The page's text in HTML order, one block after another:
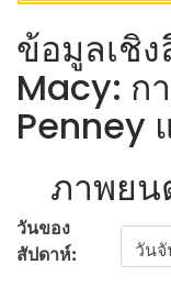
ข้อมูลเชิ
Macy: ก
Penney
ภาพยน
วันของ
สัปดาห์: